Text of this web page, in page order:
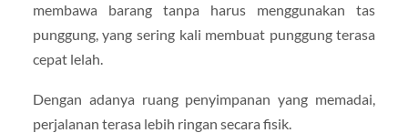
membawa barang tanpa harus menggunakan tas
punggung, yang sering kali membuat punggung terasa
cepat lelah.
Dengan adanya ruang penyimpanan yang memadai,
perjalanan terasa lebih ringan secara fisik.